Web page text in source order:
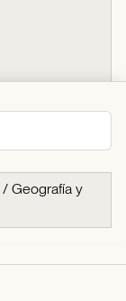
/ Geografía y